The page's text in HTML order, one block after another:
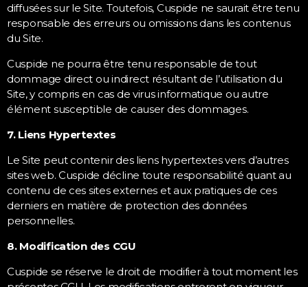
diffusées sur le Site. Toutefois, Cuspide ne saurait être tenu
responsable des erreurs ou omissions dans les contenus
du Site.
Cuspide ne pourra être tenu responsable de tout
dommage direct ou indirect résultant de l’utilisation du
Site, y compris en cas de virus informatique ou autre
élément susceptible de causer des dommages.
7. Liens Hypertextes
Le Site peut contenir des liens hypertextes vers d’autres
sites web. Cuspide décline toute responsabilité quant au
contenu de ces sites externes et aux pratiques de ces
derniers en matière de protection des données
personnelles.
8. Modification des CGU
Cuspide se réserve le droit de modifier à tout moment les